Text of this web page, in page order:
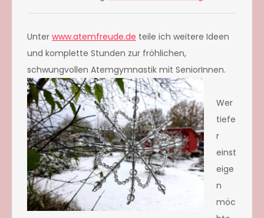
Unter www.atemfreude.de teile ich weitere Ideen
und komplette Stunden zur fröhlichen,
schwungvollen Atemgymnastik mit SeniorInnen.
Wer
tiefe
r
einst
eige
n
möc